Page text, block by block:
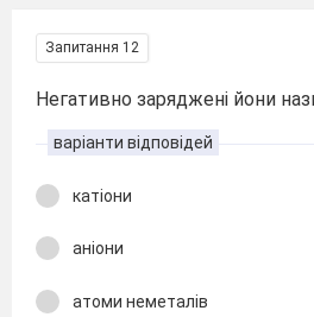
Запитання 12
Негативно заряджені йони
варіанти відповідей
катіони
аніони
атоми неметалів